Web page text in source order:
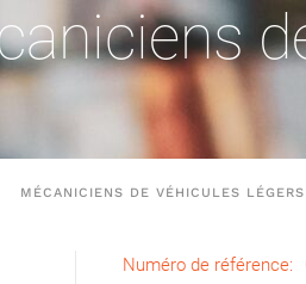
MÉCANICIENS DE VÉHICULES
Numéro de référence: